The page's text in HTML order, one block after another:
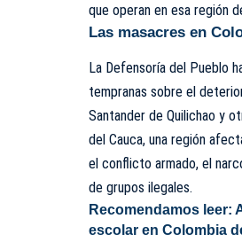
que operan en esa región
Las masacres en
La Defensoría del Pueblo
tempranas sobre el
Santander de Quilichao y
del Cauca, una región
el conflicto armado, el
de grupos ilegales.
Recomendamos leer:
escolar en Colombia